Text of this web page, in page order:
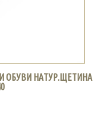
ОБУВИ НАТУР.ЩЕТИНА